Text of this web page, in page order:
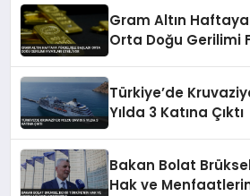
Gram Altın
Orta Doğu Gerilimi
Türkiye’de
Yılda 3 Katına Çıktı
Bakan Bolat
Hak ve